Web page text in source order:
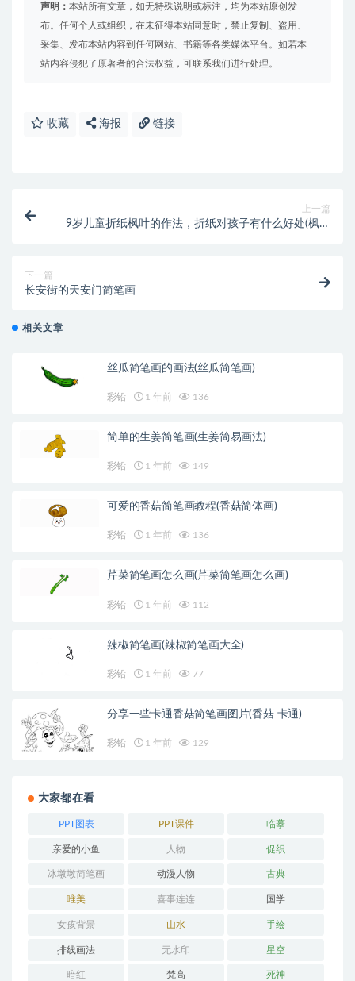
声明： 本站所有文章，如无特殊说明或标注，均为本站原创发
布。任何个人或组织，在未征得本站同意时，禁止复制、盗用、
采集、发布本站内容到任何网站、书籍等各类媒体平台。如若本
站内容侵犯了原著者的合法权益，可联系我们进行处理。
收藏 海报 链接
上一篇
9岁儿童折纸枫叶的作法，折纸对孩子有什么好处(枫叶
下一篇
长安街的天安门简笔画
相关文章
丝瓜简笔画的画法(丝瓜简笔画)
彩铅 1 年前 136
简单的生姜简笔画(生姜简易画法)
彩铅 1 年前 149
可爱的香菇简笔画教程(香菇简体画)
彩铅 1 年前 136
芹菜简笔画怎么画(芹菜简笔画怎么画)
彩铅 1 年前 112
辣椒简笔画(辣椒简笔画大全)
彩铅 1 年前 77
分享一些卡通香菇简笔画图片(香菇 卡通)
彩铅 1 年前 129
大家都在看
PPT图表 PPT课件 临摹
亲爱的小鱼 人物 促织
冰墩墩简笔画 动漫人物 古典
唯美 喜事连连 国学
女孩背景 山水 手绘
排线画法 无水印 星空
暗红 梵高 死神